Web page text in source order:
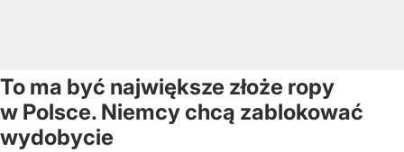
To ma być największe złoże ropy
w Polsce. Niemcy chcą zablokować
wydobycie